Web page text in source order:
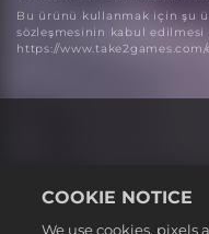
Bu ürünü kullanmak için şu
sözleşmesinin kabul edilmesi
https://
COOKIE NOTICE
We use cookies, pixels